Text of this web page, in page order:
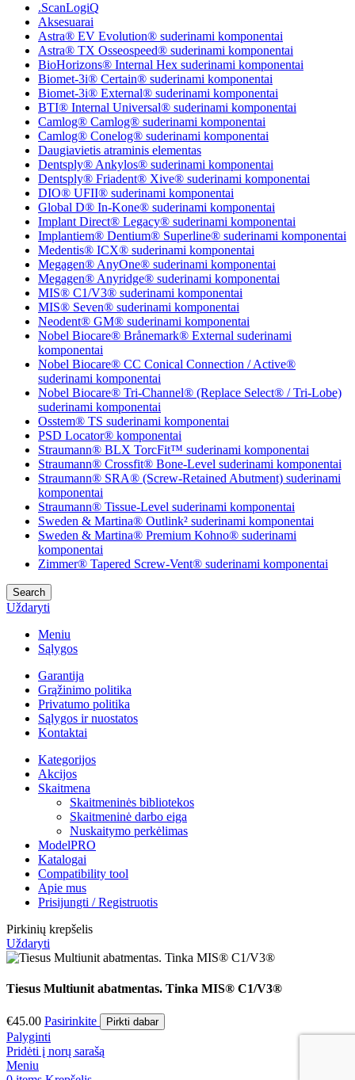
.ScanLogiQ
Aksesuarai
Astra® EV Evolution® suderinami komponentai
Astra® TX Osseospeed® suderinami komponentai
BioHorizons® Internal Hex suderinami komponentai
Biomet-3i® Certain® suderinami komponentai
Biomet-3i® External® suderinami komponentai
BTI® Internal Universal® suderinami komponentai
Camlog® Camlog® suderinami komponentai
Camlog® Conelog® suderinami komponentai
Daugiavietis atraminis elementas
Dentsply® Ankylos® suderinami komponentai
Dentsply® Friadent® Xive® suderinami komponentai
DIO® UFII® suderinami komponentai
Global D® In-Kone® suderinami komponentai
Implant Direct® Legacy® suderinami komponentai
Implantiem® Dentium® Superline® suderinami komponentai
Medentis® ICX® suderinami komponentai
Megagen® AnyOne® suderinami komponentai
Megagen® Anyridge® suderinami komponentai
MIS® C1/V3® suderinami komponentai
MIS® Seven® suderinami komponentai
Neodent® GM® suderinami komponentai
Nobel Biocare® Brånemark® External suderinami
komponentai
Nobel Biocare® CC Conical Connection / Active®
suderinami komponentai
Nobel Biocare® Tri-Channel® (Replace Select® / Tri-Lobe)
suderinami komponentai
Osstem® TS suderinami komponentai
PSD Locator® komponentai
Straumann® BLX TorcFit™ suderinami komponentai
Straumann® Crossfit® Bone-Level suderinami komponentai
Straumann® SRA® (Screw-Retained Abutment) suderinami
komponentai
Straumann® Tissue-Level suderinami komponentai
Sweden & Martina® Outlink² suderinami komponentai
Sweden & Martina® Premium Kohno® suderinami
komponentai
Zimmer® Tapered Screw-Vent® suderinami komponentai
Search
Uždaryti
Meniu
Sąlygos
Garantija
Grąžinimo politika
Privatumo politika
Sąlygos ir nuostatos
Kontaktai
Kategorijos
Akcijos
Skaitmena
Skaitmeninės bibliotekos
Skaitmeninė darbo eiga
Nuskaitymo perkėlimas
ModelPRO
Katalogai
Compatibility tool
Apie mus
Prisijungti / Registruotis
Pirkinių krepšelis
Uždaryti
Tiesus Multiunit abatmentas. Tinka MIS® C1/V3®
€45.00 Pasirinkite Pirkti dabar
Palyginti
Pridėti į norų sarašą
Meniu